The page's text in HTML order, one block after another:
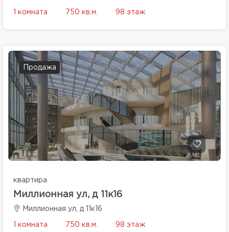
1 комната 750 кв.м. 98 этаж
Продажа
квартира
Миллионная ул, д 11к16
Миллионная ул, д 11к16
1 комната 750 кв.м. 98 этаж